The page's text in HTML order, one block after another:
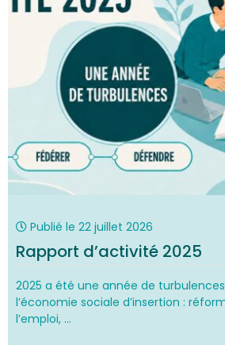
Publié le 22 juillet 2026
Rapport d’activité 2025
2025 a été une année de
l’économie sociale d’insertion :
l’emploi, ...